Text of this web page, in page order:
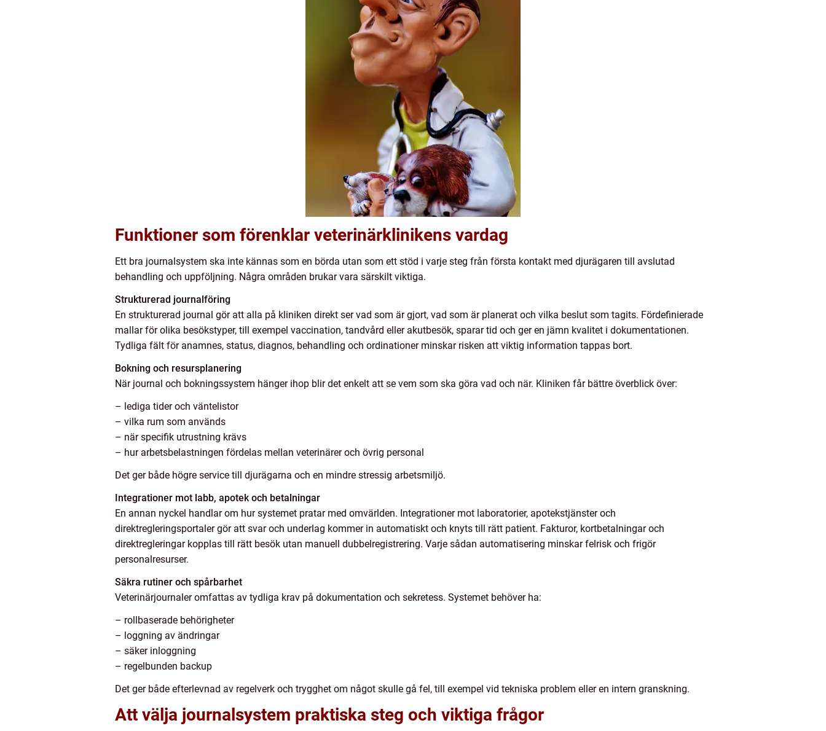
Funktioner som förenklar veterinärklinikens vardag
Ett bra journalsystem ska inte kännas som en börda utan som ett stöd i varje steg från första kontakt med djurägaren till avslutad
behandling och uppföljning. Några områden brukar vara särskilt viktiga.
Strukturerad journalföring
En strukturerad journal gör att alla på kliniken direkt ser vad som är gjort, vad som är planerat och vilka beslut som tagits. Fördefinierade
mallar för olika besökstyper, till exempel vaccination, tandvård eller akutbesök, sparar tid och ger en jämn kvalitet i dokumentationen.
Tydliga fält för anamnes, status, diagnos, behandling och ordinationer minskar risken att viktig information tappas bort.
Bokning och resursplanering
När journal och bokningssystem hänger ihop blir det enkelt att se vem som ska göra vad och när. Kliniken får bättre överblick över:
– lediga tider och väntelistor
– vilka rum som används
– när specifik utrustning krävs
– hur arbetsbelastningen fördelas mellan veterinärer och övrig personal
Det ger både högre service till djurägarna och en mindre stressig arbetsmiljö.
Integrationer mot labb, apotek och betalningar
En annan nyckel handlar om hur systemet pratar med omvärlden. Integrationer mot laboratorier, apotekstjänster och
direktregleringsportaler gör att svar och underlag kommer in automatiskt och knyts till rätt patient. Fakturor, kortbetalningar och
direktregleringar kopplas till rätt besök utan manuell dubbelregistrering. Varje sådan automatisering minskar felrisk och frigör
personalresurser.
Säkra rutiner och spårbarhet
Veterinärjournaler omfattas av tydliga krav på dokumentation och sekretess. Systemet behöver ha:
– rollbaserade behörigheter
– loggning av ändringar
– säker inloggning
– regelbunden backup
Det ger både efterlevnad av regelverk och trygghet om något skulle gå fel, till exempel vid tekniska problem eller en intern granskning.
Att välja journalsystem praktiska steg och viktiga frågor